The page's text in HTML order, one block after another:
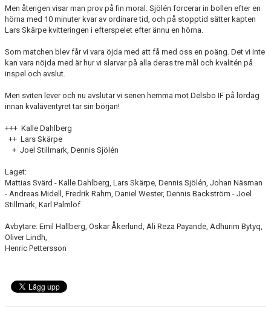
Men återigen visar man prov på fin moral. Sjölén forcerar in bollen efter en
hörna med 10 minuter kvar av ordinare tid, och på stopptid sätter kapten
Lars Skärpe kvitteringen i efterspelet efter ännu en hörna.
Som matchen blev får vi vara öjda med att få med oss en poäng. Det vi inte
kan vara nöjda med är hur vi slarvar på alla deras tre mål och kvalitén på
inspel och avslut.
Men sviten lever och nu avslutar vi serien hemma mot Delsbo IF på lördag
innan kvaläventyret tar sin början!
+++ Kalle Dahlberg
++ Lars Skärpe
+ Joel Stillmark, Dennis Sjölén
Laget:
Mattias Svärd - Kalle Dahlberg, Lars Skärpe, Dennis Sjölén, Johan Näsman
- Andreas Midell, Fredrik Rahm, Daniel Wester, Dennis Backström - Joel
Stillmark, Karl Palmlöf
Avbytare: Emil Hallberg, Oskar Åkerlund, Ali Reza Payande, Adhurim Bytyq,
Oliver Lindh,
Henric Pettersson